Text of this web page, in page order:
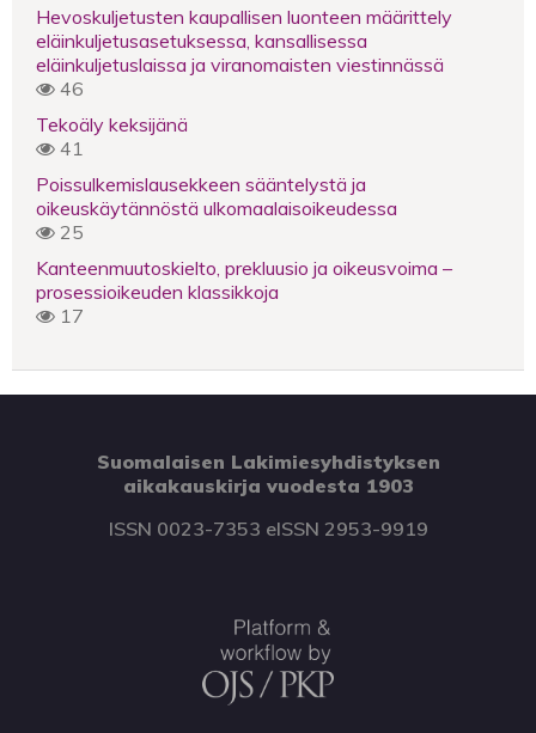
Hevoskuljetusten kaupallisen luonteen määrittely
eläinkuljetusasetuksessa, kansallisessa
eläinkuljetuslaissa ja viranomaisten viestinnässä
46
Tekoäly keksijänä
41
Poissulkemislausekkeen sääntelystä ja
oikeuskäytännöstä ulkomaalaisoikeudessa
25
Kanteenmuutoskielto, prekluusio ja oikeusvoima –
prosessioikeuden klassikkoja
17
Suomalaisen Lakimiesyhdistyksen
aikakauskirja vuodesta 1903
ISSN 0023-7353 eISSN 2953-9919